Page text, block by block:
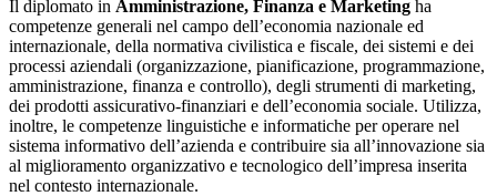
Il diplomato in Amministrazione, Finanza e Marketing ha
competenze generali nel campo dell’economia nazionale ed
internazionale, della normativa civilistica e fiscale, dei sistemi e dei
processi aziendali (organizzazione, pianificazione, programmazione,
amministrazione, finanza e controllo), degli strumenti di marketing,
dei prodotti assicurativo-finanziari e dell’economia sociale. Utilizza,
inoltre, le competenze linguistiche e informatiche per operare nel
sistema informativo dell’azienda e contribuire sia all’innovazione sia
al miglioramento organizzativo e tecnologico dell’impresa inserita
nel contesto internazionale.